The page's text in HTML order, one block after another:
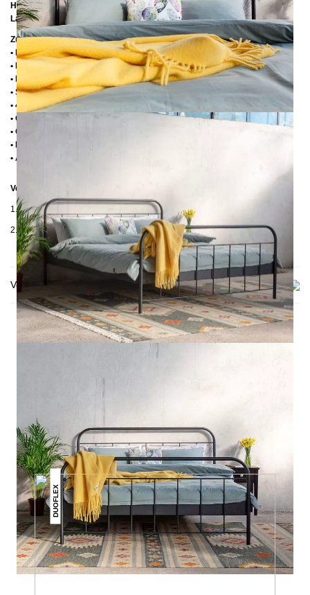
Höhe bis zur Rahmenoberkante:39 cm
Lattenrostabsenkung:
14 cm
Zusätzliche Informationen
• Handmade
• Pulverbesichtet
• Fußstopfen aus Kunststoff
• Seitenablagen für Lattenrost 2,8 cm
• 4 cm breite Mitteltraverse
• Ohne Lattenrost
• Ohne Matratze
• Lieferzustand: Zerlegt (in 2 Kartons)
• Andere RAL-Farben auf Anfrage möglich
Verpackungsdetails
1. Karton: 210x80x2030 mm, ≈ 25 kg
2. Karton: 1500x1050x130 mm, ≈ 30 kg
Versand & Lieferung
DAS KÖNNTE DIR AUCH
GEFALLEN
DUOFLEX